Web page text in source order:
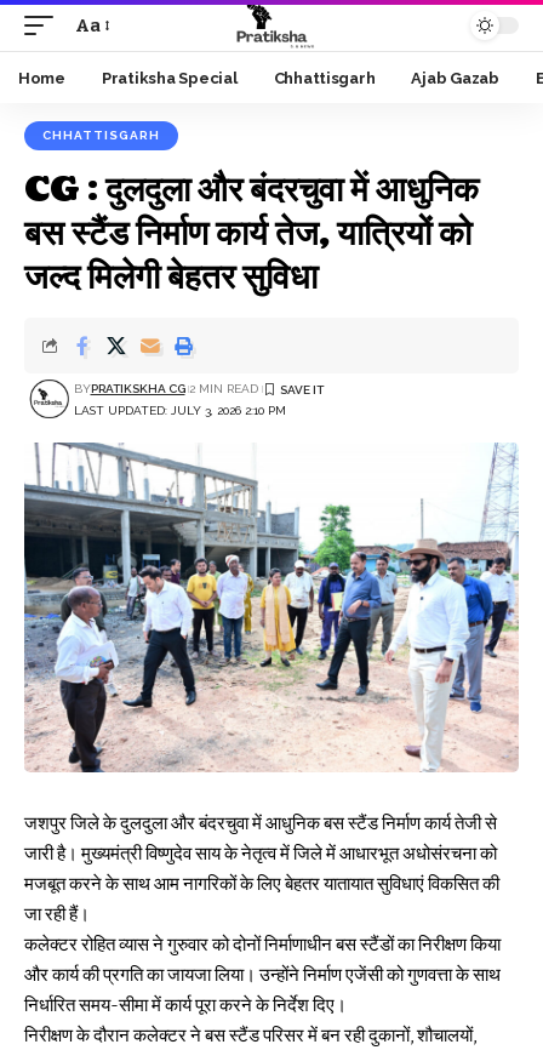
Font
Resizer
Aa
Home Pratiksha Special Chhattisgarh Ajab Gazab
CHHATTISGARH
CG : दुलदुला और बंदरचुवा में आधुनिक
बस स्टैंड निर्माण कार्य तेज, यात्रियों को
जल्द मिलेगी बेहतर सुविधा
LAST UPDATED: JULY 3, 2026 2:10 PM
BYPRATIKSKHA CG 2 MIN READ
जशपुर जिले के दुलदुला और बंदरचुवा में आधुनिक बस स्टैंड निर्माण कार्य तेजी से
जारी है। मुख्यमंत्री विष्णुदेव साय के नेतृत्व में जिले में आधारभूत अधोसंरचना को
मजबूत करने के साथ आम नागरिकों के लिए बेहतर यातायात सुविधाएं विकसित की
जा रही हैं।
कलेक्टर रोहित व्यास ने गुरुवार को दोनों निर्माणाधीन बस स्टैंडों का निरीक्षण किया
और कार्य की प्रगति का जायजा लिया। उन्होंने निर्माण एजेंसी को गुणवत्ता के साथ
निर्धारित समय-सीमा में कार्य पूरा करने के निर्देश दिए।
निरीक्षण के दौरान कलेक्टर ने बस स्टैंड परिसर में बन रही दुकानों, शौचालयों,